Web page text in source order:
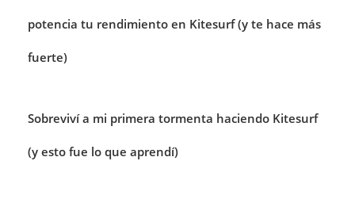
potencia tu rendimiento en Kitesurf (y te hace más
fuerte)
Sobreviví a mi primera tormenta haciendo Kitesurf
(y esto fue lo que aprendí)